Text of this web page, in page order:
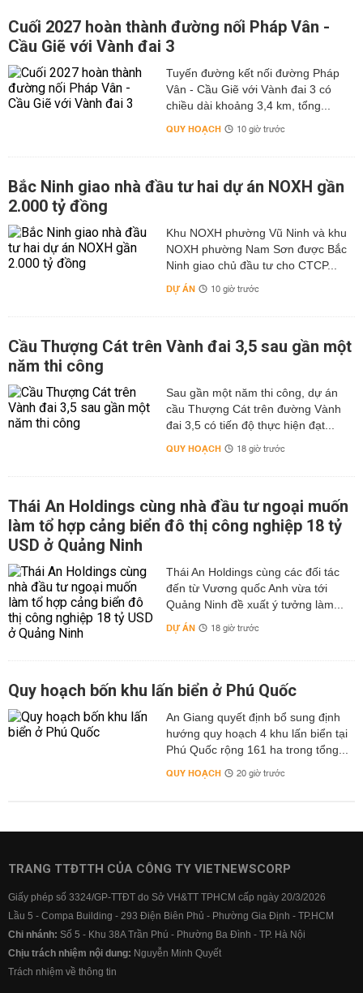
Cuối 2027 hoàn thành đường nối Pháp Vân -
Cầu Giẽ với Vành đai 3
Tuyến đường kết nối đường Pháp
Vân - Cầu Giẽ với Vành đai 3 có
chiều dài khoảng 3,4 km, tổng...
QUY HOẠCH 10 giờ trước
Bắc Ninh giao nhà đầu tư hai dự án NOXH gần
2.000 tỷ đồng
Khu NOXH phường Vũ Ninh và khu
NOXH phường Nam Sơn được Bắc
Ninh giao chủ đầu tư cho CTCP...
DỰ ÁN 10 giờ trước
Cầu Thượng Cát trên Vành đai 3,5 sau gần một
năm thi công
Sau gần một năm thi công, dự án
cầu Thượng Cát trên đường Vành
đai 3,5 có tiến độ thực hiện đạt...
QUY HOẠCH 18 giờ trước
Thái An Holdings cùng nhà đầu tư ngoại muốn
làm tổ hợp cảng biển đô thị công nghiệp 18 tỷ
USD ở Quảng Ninh
Thái An Holdings cùng các đối tác
đến từ Vương quốc Anh vừa tới
Quảng Ninh đề xuất ý tưởng làm...
DỰ ÁN 18 giờ trước
Quy hoạch bốn khu lấn biển ở Phú Quốc
An Giang quyết định bổ sung định
hướng quy hoạch 4 khu lấn biển tại
Phú Quốc rộng 161 ha trong tổng...
QUY HOẠCH 20 giờ trước
TRANG TTĐTTH CỦA CÔNG TY VIETNEWSCORP
Giấy phép số 3324/GP-TTĐT do Sở VH&TT TPHCM cấp ngày 20/3/2026
Lầu 5 - Compa Building - 293 Điện Biên Phủ - Phường Gia Định - TP.HCM
Chi nhánh: Số 5 - Khu 38A Trần Phú - Phường Ba Đình - TP. Hà Nội
Chịu trách nhiệm nội dung: Nguyễn Minh Quyết
Trách nhiệm về thông tin